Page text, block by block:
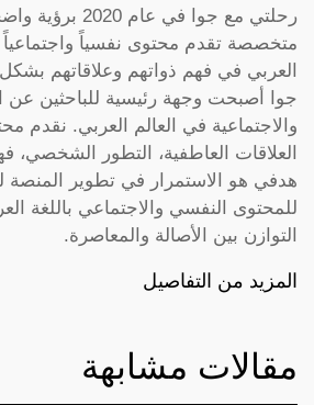
رحلتي مع جوا في
متخصصة تقدم محتوى نفسياً
العربي في فهم ذواتهم وعلاقاتهم
جوا أصبحت وجهة رئيسية للباحثين عن
والاجتماعية في العالم العربي. نقدم
العلاقات العاطفية، التطور الشخصي،
هدفي هو الاستمرار في تطوير المنصة
للمحتوى النفسي والاجتماعي باللغة
التوازن بين الأصالة والمعاصرة.
المزيد من التفاصيل
مقالات مشابهة